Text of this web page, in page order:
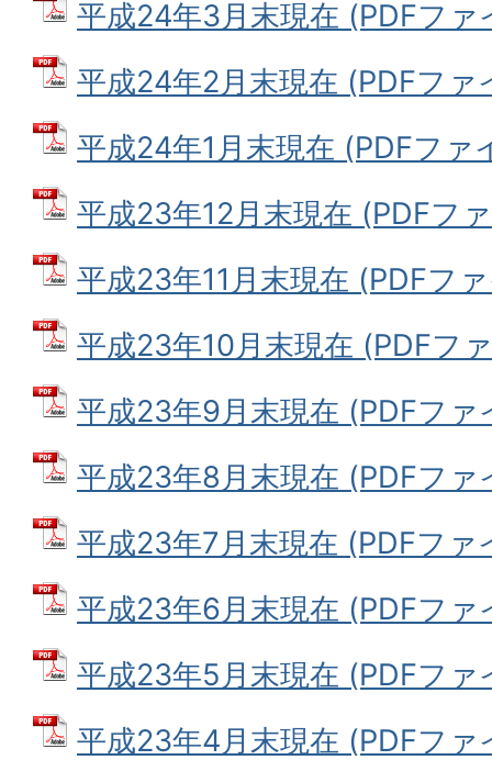
平成24年3月末現在 (PDFフ
平成24年2月末現在 (PDFフ
平成24年1月末現在 (PDFファ
平成23年12月末現在 (PDFフ
平成23年11月末現在 (PDFフ
平成23年10月末現在 (PDFフ
平成23年9月末現在 (PDFフ
平成23年8月末現在 (PDFフ
平成23年7月末現在 (PDFファ
平成23年6月末現在 (PDFフ
平成23年5月末現在 (PDFフ
平成23年4月末現在 (PDFフ